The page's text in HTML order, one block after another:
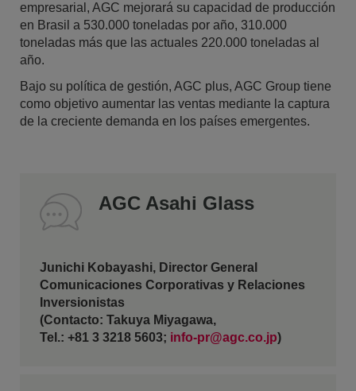
empresarial, AGC mejorará su capacidad de producción
en Brasil a 530.000 toneladas por año, 310.000
toneladas más que las actuales 220.000 toneladas al
año.
Bajo su política de gestión, AGC plus, AGC Group tiene
como objetivo aumentar las ventas mediante la captura
de la creciente demanda en los países emergentes.
AGC Asahi Glass
Junichi Kobayashi, Director General
Comunicaciones Corporativas y Relaciones
Inversionistas
(Contacto: Takuya Miyagawa,
Tel.: +81 3 3218 5603; info-pr@agc.co.jp)